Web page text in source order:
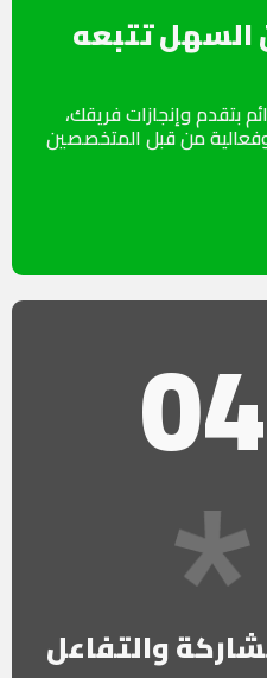
04
والتفاعل
تتبعه
بتقدم وإنجازات فريقك،
من قبل المتخصصين